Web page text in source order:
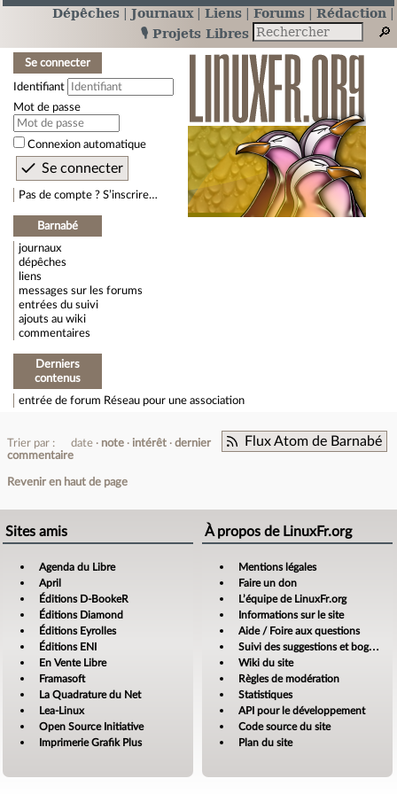
Dépêches Journaux Liens Forums
Rédaction
🎙️ Projets Libres
Se connecter
Identifiant
Mot de passe
Connexion automatique
Pas de compte ? S’inscrire…
Barnabé
journaux
dépêches
liens
messages sur les forums
entrées du suivi
ajouts au wiki
commentaires
Derniers
contenus
entrée de forum Réseau pour une association
Flux Atom de Barnabé
Trier par : date note intérêt
dernier
commentaire
Revenir en haut de page
Sites amis
Agenda du Libre
April
Éditions D-BookeR
Éditions Diamond
Éditions Eyrolles
Éditions ENI
En Vente Libre
Framasoft
La Quadrature du Net
Lea-Linux
Open Source Initiative
Imprimerie Grafik Plus
À propos de LinuxFr.org
Mentions légales
Faire un don
L’équipe de LinuxFr.org
Informations sur le site
Aide / Foire aux questions
Suivi des suggestions et bogues
Wiki du site
Règles de modération
Statistiques
API pour le développement
Code source du site
Plan du site